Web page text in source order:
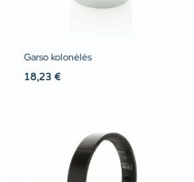
Garso kolonėlės
18,23 €